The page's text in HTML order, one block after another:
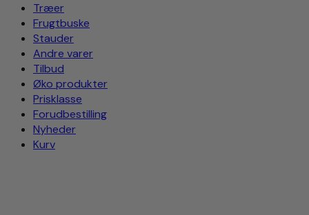
Træer
Frugtbuske
Stauder
Andre varer
Tilbud
Øko produkter
Prisklasse
Forudbestilling
Nyheder
Kurv